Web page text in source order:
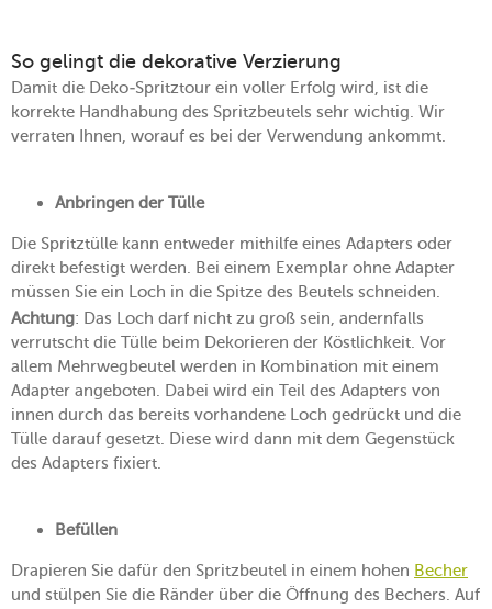
So gelingt die dekorative Verzierung
Damit die Deko-Spritztour ein voller Erfolg wird, ist die
korrekte Handhabung des Spritzbeutels sehr wichtig. Wir
verraten Ihnen, worauf es bei der Verwendung ankommt.
Anbringen der Tülle
Die Spritztülle kann entweder mithilfe eines Adapters oder
direkt befestigt werden. Bei einem Exemplar ohne Adapter
müssen Sie ein Loch in die Spitze des Beutels schneiden.
Achtung: Das Loch darf nicht zu groß sein, andernfalls
verrutscht die Tülle beim Dekorieren der Köstlichkeit. Vor
allem Mehrwegbeutel werden in Kombination mit einem
Adapter angeboten. Dabei wird ein Teil des Adapters von
innen durch das bereits vorhandene Loch gedrückt und die
Tülle darauf gesetzt. Diese wird dann mit dem Gegenstück
des Adapters fixiert.
Befüllen
Drapieren Sie dafür den Spritzbeutel in einem hohen Becher
und stülpen Sie die Ränder über die Öffnung des Bechers. Auf